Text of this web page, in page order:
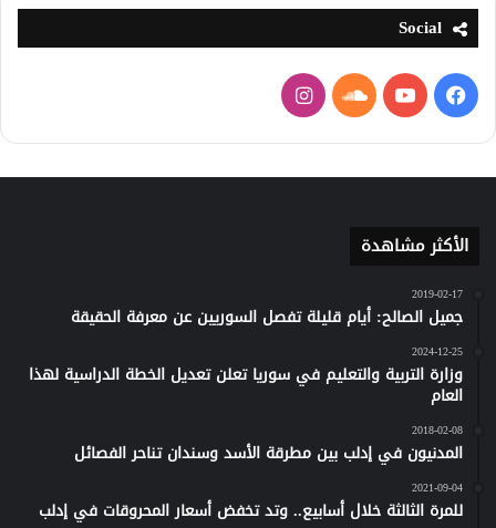
Social
فيسبوكيوتيوبساوند
كلاود
انستقرام
الأكثر مشاهدة
2019-02-17
جميل الصالح: أيام قليلة تفصل السوريين عن معرفة الحقيقة
2024-12-25
وزارة التربية والتعليم في سوريا تعلن تعديل الخطة الدراسية لهذا
العام
2018-02-08
المدنيون في إدلب بين مطرقة الأسد وسندان تناحر الفصائل
2021-09-04
للمرة الثالثة خلال أسابيع.. وتد تخفض أسعار المحروقات في إدلب